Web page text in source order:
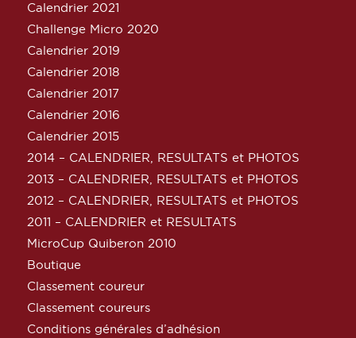
Calendrier 2021
Challenge Micro 2020
Calendrier 2019
Calendrier 2018
Calendrier 2017
Calendrier 2016
Calendrier 2015
2014 – CALENDRIER, RESULTATS et PHOTOS
2013 – CALENDRIER, RESULTATS et PHOTOS
2012 – CALENDRIER, RESULTATS et PHOTOS
2011 – CALENDRIER et RESULTATS
MicroCup Quiberon 2010
Boutique
Classement coureur
Classement coureurs
Conditions générales d’adhésion